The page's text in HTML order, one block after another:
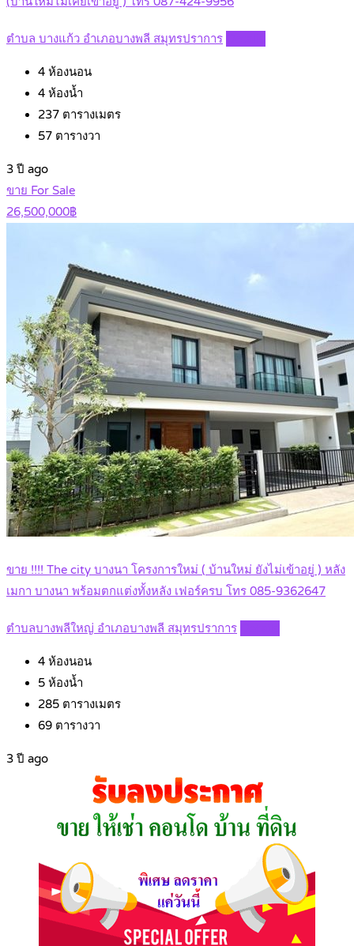
ตำบล บางแก้ว อำเภอบางพลี สมุทรปราการ
4 ห้องนอน
4 ห้องน้ำ
237 ตารางเมตร
57 ตารางวา
3 ปี ago
ขาย For Sale
26,500,000฿
ขาย !!!! The city บางนา โครงการใหม่ ( บ้านใหม่ ยังไม่เข้าอยู่ ) หลัง
เมกา บางนา พร้อมตกแต่งทั้งหลัง เฟอร์ครบ โทร 085-9362647
ตำบลบางพลีใหญ่ อำเภอบางพลี สมุทรปราการ
4 ห้องนอน
5 ห้องน้ำ
285 ตารางเมตร
69 ตารางวา
3 ปี ago